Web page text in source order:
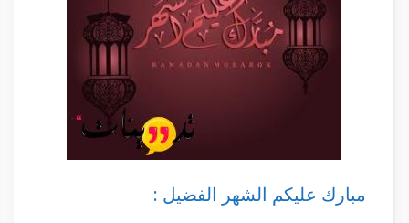
مبارك عليكم الشهر الفضيل :